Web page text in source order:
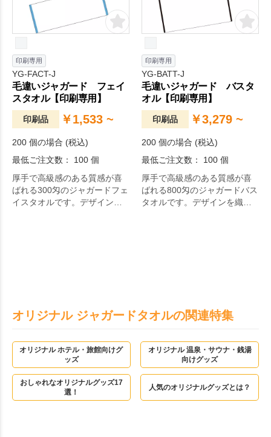
印刷専用
YG-FACT-J
毛違いジャガード フェイ
スタオル【印刷専用】
印刷品 ￥1,533 ~
200 個の場合 (税込)
最低ご注文数： 100 個
厚手で高級感のある質感が喜
ばれる300匁のジャガードフェ
イスタオルです。デザインを
印刷専用
YG-BATT-J
毛違いジャガード バスタ
オル【印刷専用】
印刷品 ￥3,279 ~
200 個の場合 (税込)
最低ご注文数： 100 個
厚手で高級感のある質感が喜
ばれる800匁のジャガードバス
タオルです。デザインを織り
オリジナル ジャガードタオルの関連特集
オリジナル ホテル・旅館向けグ
ッズ
オリジナル 温泉・サウナ・銭湯
向けグッズ
おしゃれなオリジナルグッズ17
選！
人気のオリジナルグッズとは？